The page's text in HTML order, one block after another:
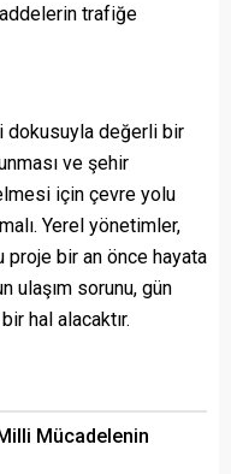
trafiğe
dokusuyla değerli bir
ve şehir
için çevre yolu
Yerel yönetimler,
proje bir an önce hayata
ulaşım sorunu, gün
hal alacaktır.
Milli Mücadelenin